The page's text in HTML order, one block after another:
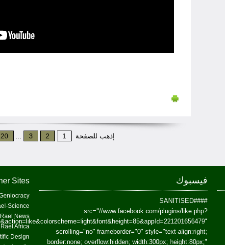
إذهب للصفحة 1
2
3
20
Sites
Science
Rael News
Rael Africa
Design
فيسبوك
##SANITISED##
src="//www.facebook.com/plugins/like.php?
scrolling="no" frameborder="0" style="text-align:right;
border:none; overflow:hidden; width:300px; height:80px;"